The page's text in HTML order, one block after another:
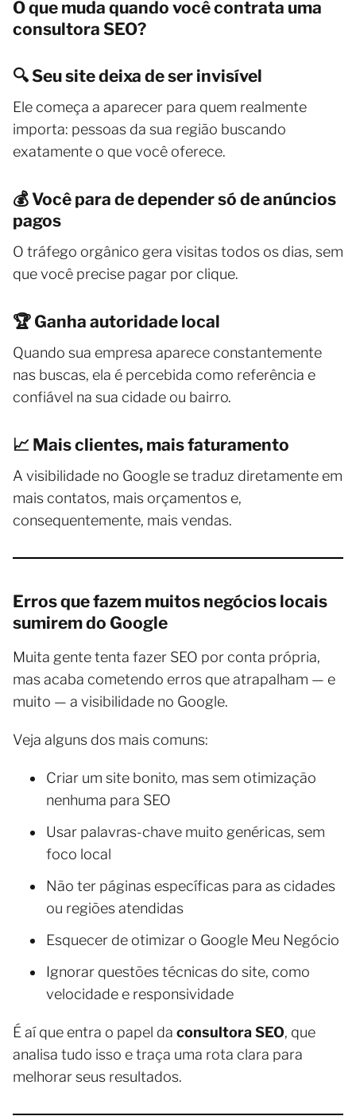
O que muda quando você contrata uma
consultora SEO?
🔍 Seu site deixa de ser invisível
Ele começa a aparecer para quem realmente
importa: pessoas da sua região buscando
exatamente o que você oferece.
💰 Você para de depender só de anúncios
pagos
O tráfego orgânico gera visitas todos os dias, sem
que você precise pagar por clique.
🏆 Ganha autoridade local
Quando sua empresa aparece constantemente
nas buscas, ela é percebida como referência e
confiável na sua cidade ou bairro.
📈 Mais clientes, mais faturamento
A visibilidade no Google se traduz diretamente em
mais contatos, mais orçamentos e,
consequentemente, mais vendas.
Erros que fazem muitos negócios locais
sumirem do Google
Muita gente tenta fazer SEO por conta própria,
mas acaba cometendo erros que atrapalham — e
muito — a visibilidade no Google.
Veja alguns dos mais comuns:
Criar um site bonito, mas sem otimização
nenhuma para SEO
Usar palavras-chave muito genéricas, sem
foco local
Não ter páginas específicas para as cidades
ou regiões atendidas
Esquecer de otimizar o Google Meu Negócio
Ignorar questões técnicas do site, como
velocidade e responsividade
É aí que entra o papel da consultora SEO, que
analisa tudo isso e traça uma rota clara para
melhorar seus resultados.